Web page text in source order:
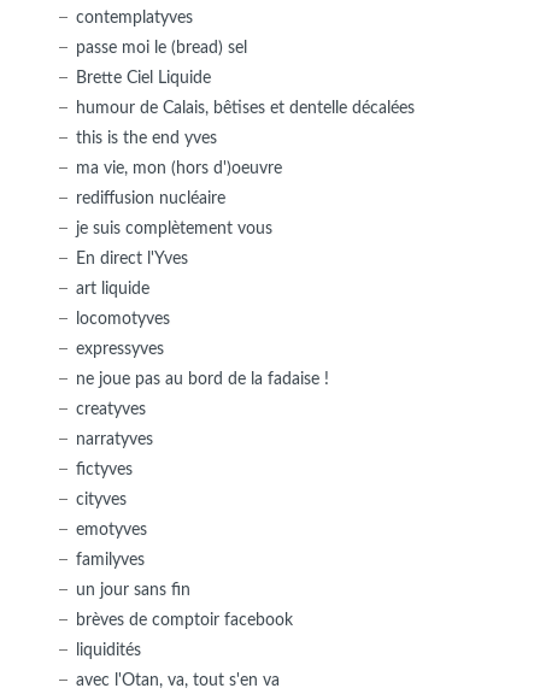
contemplatyves
passe moi le (bread) sel
Brette Ciel Liquide
humour de Calais, bêtises et dentelle décalées
this is the end yves
ma vie, mon (hors d')oeuvre
rediffusion nucléaire
je suis complètement vous
En direct l'Yves
art liquide
locomotyves
expressyves
ne joue pas au bord de la fadaise !
creatyves
narratyves
fictyves
cityves
emotyves
familyves
un jour sans fin
brèves de comptoir facebook
liquidités
avec l'Otan, va, tout s'en va